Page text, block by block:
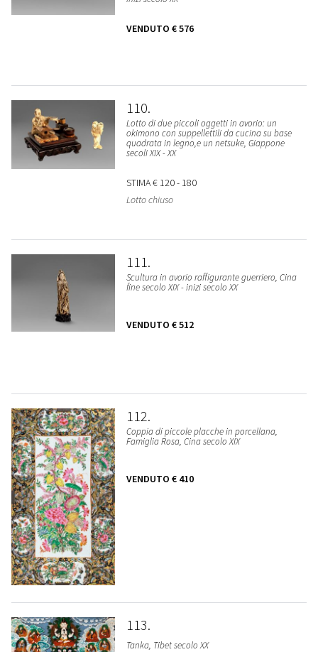
VENDUTO € 576
110
Lotto di due piccoli oggetti in avorio: un
okimono con suppellettili da cucina su base
quadrata in legno,e un netsuke, Giappone
secoli XIX - XX
STIMA€ 120 - 180
Lotto chiuso
111
Scultura in avorio raffigurante guerriero, Cina
fine secolo XIX - inizi secolo XX
VENDUTO € 512
112
Coppia di piccole placche in porcellana,
Famiglia Rosa, Cina secolo XIX
VENDUTO € 410
113
Tanka, Tibet secolo XX